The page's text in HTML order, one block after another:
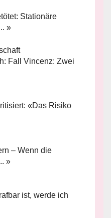
Stationäre
»
Fall Vincenz: Zwei
«Das Risiko
– Wenn die
»
ist, werde ich